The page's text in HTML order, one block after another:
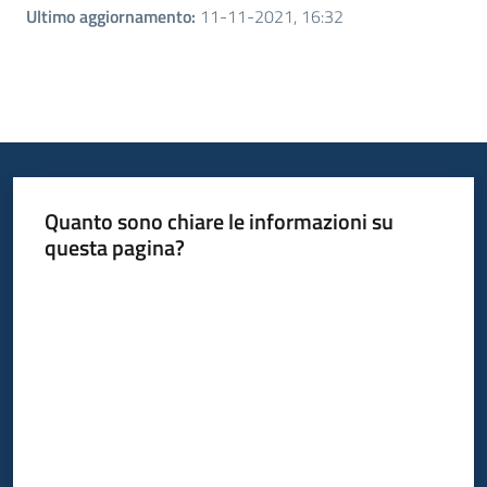
Ultimo aggiornamento: 11-11-2021, 16:32
Quanto sono chiare le informazioni su
questa pagina?